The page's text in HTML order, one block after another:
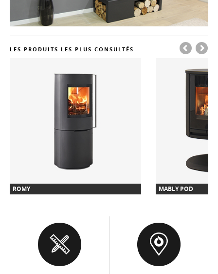
LES PRODUITS LES PLUS CONSULTÉS
ROMY MABLY POD